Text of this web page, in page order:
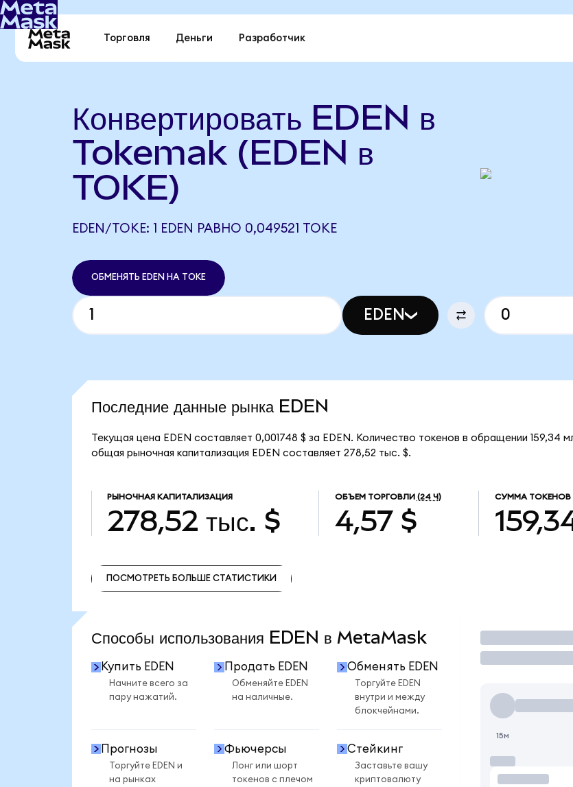
Торговля Деньги Разработчик
Конвертировать EDEN в
Tokemak (EDEN в
TOKE)
EDEN/TOKE: 1 EDEN РАВНО 0,049521 TOKE
ОБМЕНЯТЬ EDEN НА TOKE
EDEN
Последние данные рынка EDEN
Текущая цена EDEN составляет 0,001748 $ за EDEN. Количество токенов в обращении 159,34
общая рыночная капитализация EDEN составляет 278,52 тыс. $.
РЫНОЧНАЯ КАПИТАЛИЗАЦИЯ
278,52 тыс. $
ОБЪЕМ ТОРГОВЛИ (24 Ч)
4,57 $
СУММА ТОКЕНОВ
ПОСМОТРЕТЬ БОЛЬШЕ СТАТИСТИКИ
Способы использования EDEN в MetaMask
Купить EDEN
Начните всего за
пару нажатий.
Продать EDEN
Обменяйте EDEN
на наличные.
Обменять EDEN
Торгуйте EDEN
внутри и между
блокчейнами.
Прогнозы
Торгуйте EDEN и
на рынках
Фьючерсы
Лонг или шорт
токенов с плечом
Стейкинг
Заставьте вашу
криптовалюту
Торговать
15м